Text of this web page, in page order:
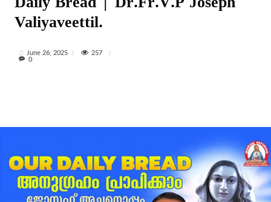
Valiyaveettil.
June 26, 2025
257
0